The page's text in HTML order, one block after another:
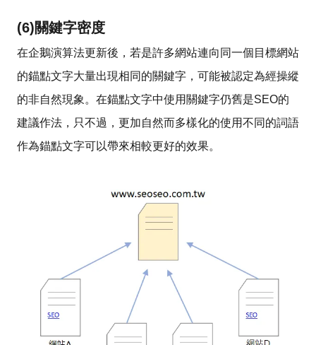
(6)關鍵字密度
在企鵝演算法更新後，若是許多網站連向同一個目標網站
的錨點文字大量出現相同的關鍵字，可能被認定為經操縱
的非自然現象。在錨點文字中使用關鍵字仍舊是SEO的
建議作法，只不過，更加自然而多樣化的使用不同的詞語
作為錨點文字可以帶來相較更好的效果。